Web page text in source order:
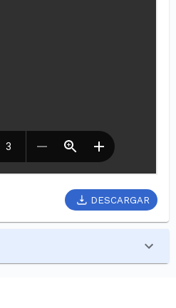
DESCARGAR